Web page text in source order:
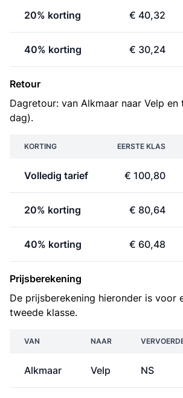
20% korting € 40,32
40% korting € 30,24
Retour
Dagretour: van Alkmaar naar Velp
dag).
KORTING EERSTE KLAS
Volledig tarief € 100,80
20% korting € 80,64
40% korting € 60,48
Prijsberekening
De prijsberekening hieronder is voor
tweede klasse.
VAN NAAR
Alkmaar Velp NS